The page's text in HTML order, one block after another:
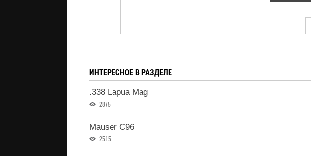
ИНТЕРЕСНОЕ В РАЗДЕЛЕ
.338 Lapua Mag
2875
Mauser C96
2515